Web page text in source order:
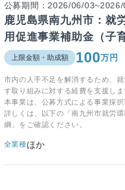
公募期間：2026/06/03~2026/
鹿児島県南九州市：就
用促進事業補助金（子
上限金額・助成額 100万円
市内の人手不足を解消するため、
す取り組みに対する経費を支援しま
本事業は、公募方式による事業採択
詳しくは、以下の「南九州市就労
綱」をご確認ください。
全業種ほか